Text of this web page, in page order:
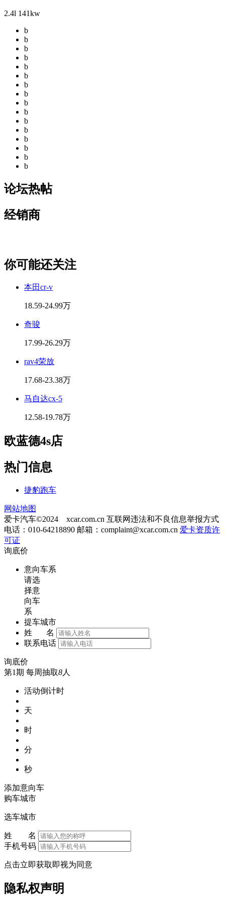
2.4l 141kw
b
b
b
b
b
b
b
b
b
b
b
b
b
b
b
b
论坛热帖
经销商
你可能还关注
本田cr-v
18.59-24.99万
奇骏
17.99-26.29万
rav4荣放
17.68-23.38万
马自达cx-5
12.58-19.78万
欧蓝德4s店
热门信息
捷豹跑车
网站地图
爱卡汽车©2024 xcar.com.cn 互联网违法和不良信息举报方式
电话：010-64218890 邮箱： complaint@xcar.com.cn 爱卡资质许
可证
询底价
意向车系
请选
择意
向车
系
提车城市
姓 名
联系电话
询底价
第1期 每周抽取8人
活动倒计时
天
时
分
秒
添加意向车
购车城市
选车城市
姓 名
手机号码
点击立即获取即视为同意
隐私权声明